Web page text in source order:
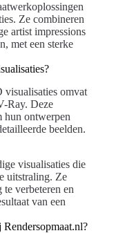
Ze combineren
artist impressions
met een sterke
visualisaties omvat
Ray. Deze
hun ontwerpen
beelden.
visualisaties die
uitstraling. Ze
verbeteren en
van een